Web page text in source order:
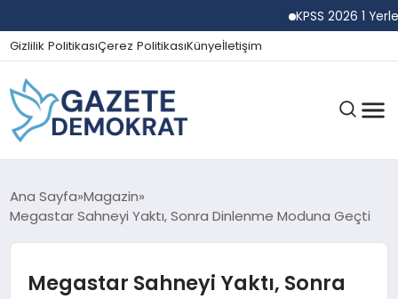
KPSS 2026 1
Gizlilik PolitikasıÇerez PolitikasıKünyeİletişim
GÜNDEM
Ana Sayfa Magazin
Megastar Sahneyi Yaktı, Sonra Dinlenme Moduna Geçti
Megastar Sahneyi Yaktı, Sonra